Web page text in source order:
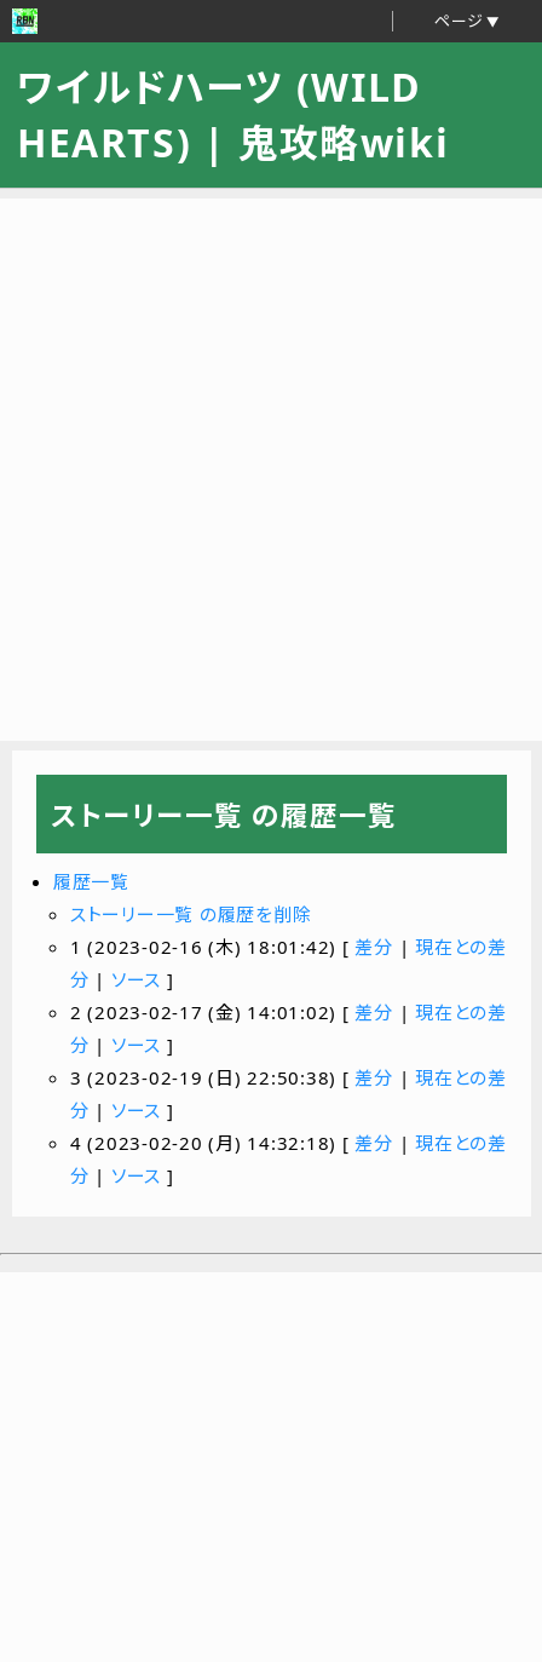
ページ
ワイルドハーツ (WILD
HEARTS) | 鬼攻略wiki
ストーリー一覧 の履歴一覧
履歴一覧
ストーリー一覧 の履歴を削除
1 (2023-02-16 (木) 18:01:42) [差分 |現在との差
分 | ソース ]
2 (2023-02-17 (金) 14:01:02) [差分 |現在との差
分 | ソース ]
3 (2023-02-19 (日) 22:50:38) [差分 |現在との差
分 | ソース ]
4 (2023-02-20 (月) 14:32:18) [差分 |現在との差
分 | ソース ]